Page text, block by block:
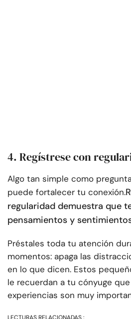
4. Regístrese con
Algo tan simple como
puede fortalecer tu conexión.
regularidad demuestra que
pensamientos y
Préstales toda tu atención
momentos: apaga las
en lo que dicen. Estos
le recuerdan a tu cónyuge
experiencias son muy